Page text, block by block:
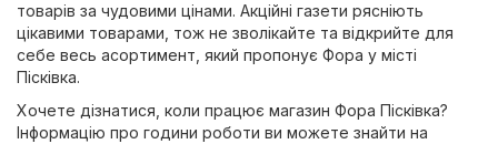
товарів за чудовими цінами. Акційні газети рясніють
цікавими товарами, тож не зволікайте та відкрийте для
себе весь асортимент, який пропонує Фора у місті
Пісківка.
Хочете дізнатися, коли працює магазин Фора Пісківка?
Інформацію про години роботи ви можете знайти на